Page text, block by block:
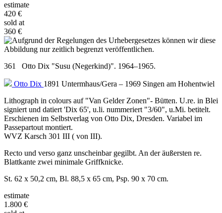
estimate
420 €
sold at
360 €
361 Otto Dix "Susu (Negerkind)". 1964–1965.
Otto Dix 1891 Untermhaus/Gera – 1969 Singen am Hohentwiel
Lithograph in colours auf "Van Gelder Zonen"- Bütten. U.re. in Blei
signiert und datiert 'Dix 65', u.li. nummeriert "3/60", u.Mi. betitelt.
Erschienen im Selbstverlag von Otto Dix, Dresden. Variabel im
Passepartout montiert.
WVZ Karsch 301 III ( von III).
Recto und verso ganz unscheinbar gegilbt. An der äußersten re.
Blattkante zwei minimale Griffknicke.
St. 62 x 50,2 cm, Bl. 88,5 x 65 cm, Psp. 90 x 70 cm.
estimate
1.800 €